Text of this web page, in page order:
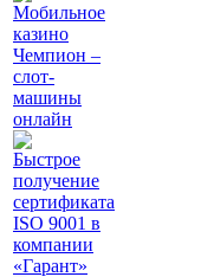
Мобильное
казино
Чемпион –
слот-
машины
онлайн
Быстрое
получение
сертификата
ISO 9001 в
компании
«Гарант»